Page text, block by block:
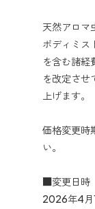
天然アロマ
ボディミス
を含む諸経
を改定させ
上げます。
価格変更時
い。
■変更日時
2026年4月